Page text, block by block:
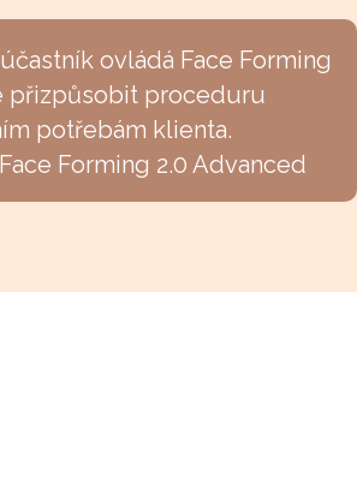
účastník ovládá Face Forming
přizpůsobit proceduru
potřebám klienta.
Face Forming 2.0 Advanced